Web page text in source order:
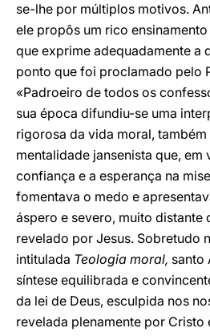
se-lhe por múltiplos motivos.
ele propôs um rico
que exprime adequadamente a
ponto que foi proclamado pelo
«Padroeiro de todos os
sua época difundiu-se uma
rigorosa da vida moral,
mentalidade jansenista que, em
confiança e a esperança na
fomentava o medo e
áspero e severo, muito distante
revelado por Jesus. Sobretudo
intitulada Teologia moral, santo
síntese equilibrada e
da lei de Deus, esculpida nos
revelada plenamente por Cristo